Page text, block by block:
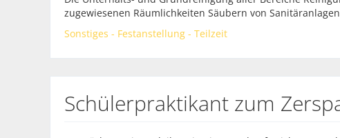
zugewiesenen Räumlichkeiten Säubern von
Sonstiges - Festanstellung - Teilzeit
Schülerpraktikant zum